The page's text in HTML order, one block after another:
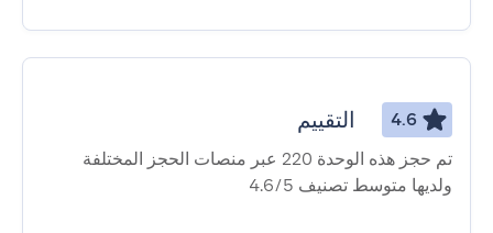
4.6 التقييم
تم حجز هذه الوحدة 220 عبر منصات الحجز المختلفة
ولديها متوسط ​​تصنيف 4.6/5